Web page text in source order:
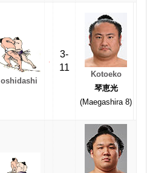
oshidashi
3-
11
Kotoeko
琴恵光
(Maegashira 8)